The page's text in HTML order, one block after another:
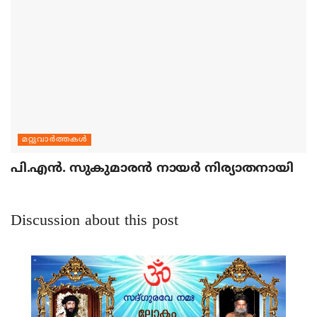
മറ്റുവാര്‍ത്തകള്‍
പി.എന്‍. സുകുമാരന്‍ നായര്‍ നിര്യാതനായി
Discussion about this post